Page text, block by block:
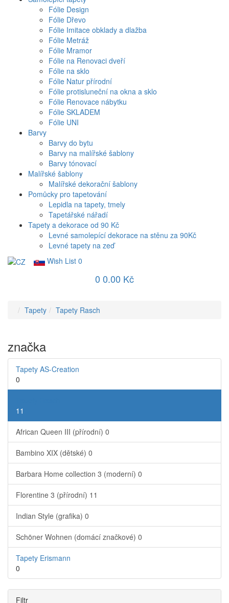
Fólie Design
Fólie Dřevo
Fólie Imitace obklady a dlažba
Fólie Metráž
Fólie Mramor
Fólie na Renovaci dveří
Fólie na sklo
Fólie Natur přírodní
Fólie protisluneční na okna a sklo
Fólie Renovace nábytku
Fólie SKLADEM
Fólie UNI
Barvy
Barvy do bytu
Barvy na malířské šablony
Barvy tónovací
Malířské šablony
Malířské dekorační šablony
Pomůcky pro tapetování
Lepidla na tapety, tmely
Tapetářské nářadí
Tapety a dekorace od 90 Kč
Levné samolepící dekorace na stěnu za 90Kč
Levné tapety na zeď
Wish List 0
0 0.00 Kč
Tapety Tapety Rasch
značka
Tapety AS-Creation
0
11
African Queen III (přírodní) 0
Bambino XIX (dětské) 0
Barbara Home collection 3 (moderní) 0
Florentine 3 (přírodní) 11
Indian Style (grafika) 0
Schöner Wohnen (domácí značkové) 0
Tapety Erismann
0
Filtr